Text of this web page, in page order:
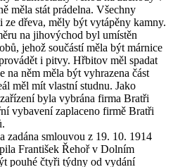
měla stát prádelna. Všechny
dřeva, měly být vytápěny kamny.
na jihovýchod byl umístěn
jehož součástí měla být márnice
i pitvy. Hřbitov měl spadat
na něm měla být vyhrazena část
měl mít vlastní studnu. Jako
byla vybrána firma Bratři
vybavení zaplaceno firmě Bratři
zadána smlouvou z 19. 10. 1914
František Řehoř v Dolním
pouhé čtyři týdny od vydání